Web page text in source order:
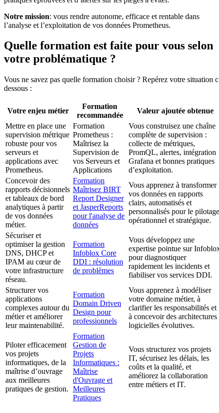
Notre mission: vous rendre autonome, efficace et rentable dans
l’analyse et l’exploitation de vos données Prometheus.
Quelle formation est faite pour vous selon
votre problématique ?
Vous ne savez pas quelle formation choisir ? Repérez votre situation
dessous :
Votre enjeu métier
Formation
recommandée
Valeur ajoutée obtenue
Mettre en place une
supervision métrique
robuste pour vos
serveurs et
applications avec
Prometheus.
Formation
Prometheus :
Maîtrisez la
Supervision de
vos Serveurs et
Applications
Vous construisez une chaîne
complète de supervision :
collecte de métriques,
PromQL, alertes, intégration
Grafana et bonnes pratiques
d’exploitation.
Concevoir des
rapports décisionnels
et tableaux de bord
analytiques à partir
de vos données
métier.
Formation
Maîtrisez BIRT
Report Designer
et JasperReports
pour l'analyse de
données
Vous apprenez à transformer
vos données en rapports
clairs, automatisés et
personnalisés pour le pilotage
opérationnel et stratégique.
Sécuriser et
optimiser la gestion
DNS, DHCP et
IPAM au cœur de
votre infrastructure
réseau.
Formation
Infoblox Core
DDI : résolution
de problèmes
Vous développez une
expertise pointue sur
pour diagnostiquer
rapidement les incidents et
fiabiliser vos services DDI.
Structurer vos
applications
complexes autour du
métier et améliorer
leur maintenabilité.
Formation
Domain Driven
Design pour
professionnels
Vous apprenez à modéliser
votre domaine métier, à
clarifier les responsabilités et
à concevoir des architectures
logicielles évolutives.
Piloter efficacement
vos projets
informatiques, de la
maîtrise d’ouvrage
aux meilleures
pratiques de gestion.
Formation
Gestion de
Projets
Informatiques :
Maîtrise
d'Ouvrage et
Meilleures
Pratiques
Vous structurez vos projets
IT, sécurisez les délais, les
coûts et la qualité, et
améliorez la collaboration
entre métiers et IT.